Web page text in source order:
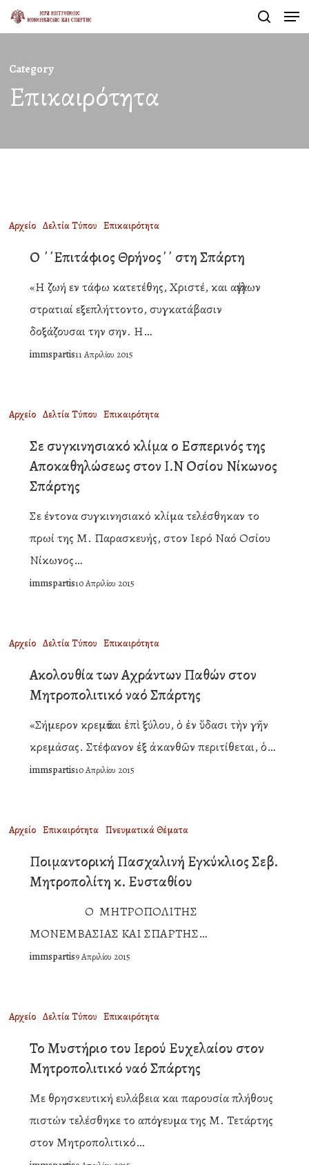
Skip
to
content
search
Category
Επικαιρότητα
Ο
Σπάρτη
Αρχείο Δελτία Τύπου Επικαιρότητα
Ο ΄΄Επιτάφιος Θρήνος΄΄ στη Σπάρτη
«Η ζωή εν τάφω κατετέθης, Χριστέ, και αγγέλων
στρατιαί εξεπλήττοντο, συγκατάβασιν
δοξάζουσαι την σην. Η…
immspartis11 Απριλίου 2015
Σε
Αποκαθηλώσεως
στον
Αρχείο Δελτία Τύπου Επικαιρότητα
Σε συγκινησιακό κλίμα ο Εσπερινός της
Αποκαθηλώσεως στον Ι.Ν Οσίου Νίκωνος
Σπάρτης
Σε έντονα συγκινησιακό κλίμα τελέσθηκαν το
πρωί της Μ. Παρασκευής, στον Ιερό Ναό Οσίου
Νίκωνος…
immspartis10 Απριλίου 2015
Ακολουθία
στον
Μητροπολιτικό
Αρχείο Δελτία Τύπου Επικαιρότητα
Ακολουθία των Αχράντων Παθών στον
Μητροπολιτικό ναό Σπάρτης
«Σήμερον κρεμᾶται ἐπὶ ξύλου, ὁ ἐν ὕδασι τὴν γῆν
κρεμάσας. Στέφανον ἐξ ἀκανθῶν περιτίθεται, ὁ…
immspartis10 Απριλίου 2015
Ποιμαντορική
Εγκύκλιος
Ευσταθίου
Αρχείο Επικαιρότητα Πνευματικά Θέματα
Ποιμαντορική Πασχαλινή Εγκύκλιος Σεβ.
Μητροπολίτη κ. Ευσταθίου
Ο ΜΗΤΡΟΠΟΛΙΤΗΣ
ΜΟΝΕΜΒΑΣΙΑΣ ΚΑΙ ΣΠΑΡΤΗΣ…
immspartis9 Απριλίου 2015
Το
Ευχελαίου
στον
Μητροπολιτικό
Αρχείο Δελτία Τύπου Επικαιρότητα
Το Μυστήριο του Ιερού Ευχελαίου στον
Μητροπολιτικό ναό Σπάρτης
Με θρησκευτική ευλάβεια και παρουσία πλήθους
πιστών τελέσθηκε το απόγευμα της Μ. Τετάρτης
στον Μητροπολιτικό…